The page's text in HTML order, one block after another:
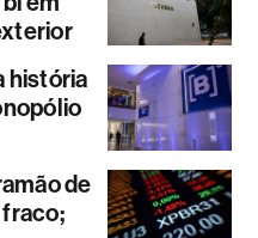
história
de